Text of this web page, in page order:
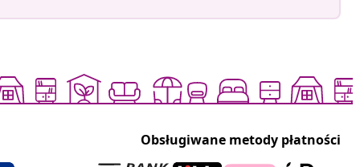
Obsługiwane metody płatności